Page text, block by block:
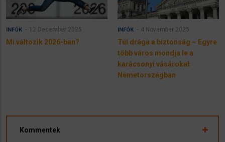
INFÓK 12 December 2025
Mi változik 2026-ban?
INFÓK 4 November 2025
Túl drága a biztonság – Egyre
több város mondja le a
karácsonyi vásárokat
Németországban
Kommentek